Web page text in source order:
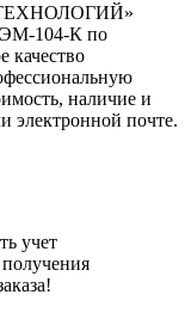
104-К по
качество
наличие и
электронной почте.
учет